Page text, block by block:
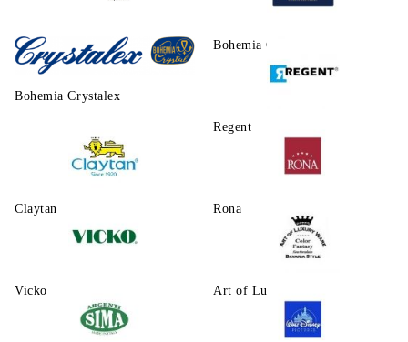
Morello Bohemia Crystalite
Bohemia Crystalex
Regent
Claytаn Rona
Vicko Art of Luxury Ware